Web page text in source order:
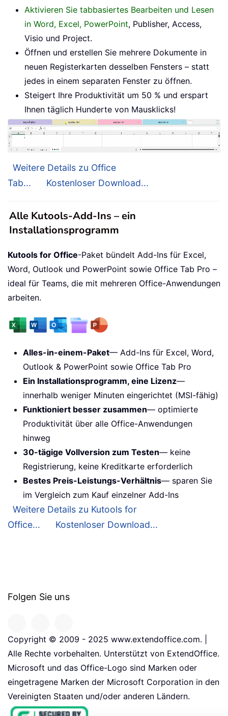
Aktivieren Sie tabbasiertes Bearbeiten und Lesen
in Word, Excel, PowerPoint, Publisher, Access,
Visio und Project.
Öffnen und erstellen Sie mehrere Dokumente in
neuen Registerkarten desselben Fensters – statt
jedes in einem separaten Fenster zu öffnen.
Steigert Ihre Produktivität um 50 % und erspart
Ihnen täglich Hunderte von Mausklicks!
Weitere Details zu Office
Tab...
Kostenloser Download...
Alle Kutools-Add-Ins – ein
Installationsprogramm
Kutools for Office-Paket bündelt Add-Ins für Excel,
Word, Outlook und PowerPoint sowie Office Tab Pro –
ideal für Teams, die mit mehreren Office-Anwendungen
arbeiten.
Alles-in-einem-Paket— Add-Ins für Excel, Word,
Outlook & PowerPoint sowie Office Tab Pro
Ein Installationsprogramm, eine Lizenz—
innerhalb weniger Minuten eingerichtet (MSI-fähig)
Funktioniert besser zusammen— optimierte
Produktivität über alle Office-Anwendungen
hinweg
30-tägige Vollversion zum Testen— keine
Registrierung, keine Kreditkarte erforderlich
Bestes Preis-Leistungs-Verhältnis— sparen Sie
im Vergleich zum Kauf einzelner Add-Ins
Weitere Details zu Kutools for
Office...
Kostenloser Download...
Folgen Sie uns
Copyright © 2009 - 2025 www.extendoffice.com. |
Alle Rechte vorbehalten. Unterstützt von ExtendOffice.
Microsoft und das Office-Logo sind Marken oder
eingetragene Marken der Microsoft Corporation in den
Vereinigten Staaten und/oder anderen Ländern.